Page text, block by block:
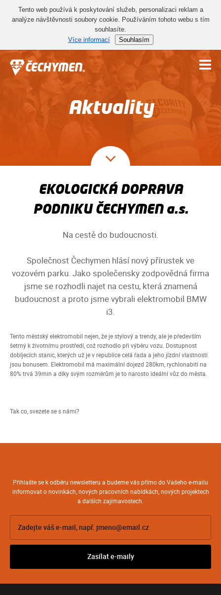
Tento web používá k poskytování služeb, personalizaci reklam a
analýze návštěvnosti soubory cookie. Používáním tohoto webu s tím
souhlasíte.
Více informací
Souhlasím
Aktuality
EKOLOGICKÁ DOPRAVA
PODNIKU ČECHYMEN a.s.
Na cestě do budoucnosti.
Společnost Čechymen hlásí nový přírustek ve
vozovém parku. Jako společensky zodpovědná firma
jsme se rozhodli najet na cestu, která znamená
budoucnost a proto jsme vybrali elektromobil BMW
i3.
Tento městský elektromobil nejen, že je stylový a trendy, ale je především
šetrný k životnímu prostředí, což rozhodlo při výběru vozu. Dostupnost
dobíjecích stanic, kterých už je v republice celá řada a jeho jízdní vlastnosti
jsou bonusem. Elektromobil má maximální dojezd 280km, rychlonabití na
80% trvá 39min a díky svým rozměrům je to narosto ideální vůz do města.
Tak co, svezete se s námi?
Přihlašte se k odběru newsletteru a budeme vás přímo do Vašeho e-mailu
informovat o novinkách, nových pracovních nabídkách, nových projektech
a dalších zajímavostech.